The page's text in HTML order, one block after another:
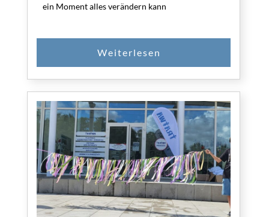
ein Moment alles verändern kann